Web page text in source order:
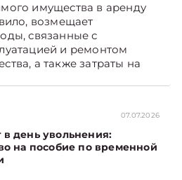
имущества в аренду
возмещает
связанные с
и ремонтом
а также затраты на
и эксплуатацией
в частности –
пункта? Рассмотрим
Подписывайтесь
07.07.2026
день увольнения:
на пособие по временной